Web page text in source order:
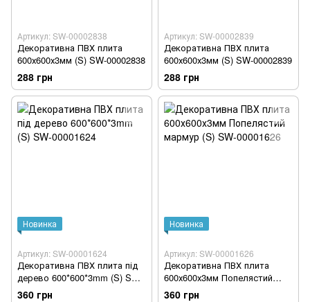
Артикул: SW-00002838
Декоративна ПВХ плита
600х600х3мм (S) SW-00002838
288 грн
Артикул: SW-00002839
Декоративна ПВХ плита
600х600х3мм (S) SW-00002839
288 грн
Новинка
Артикул: SW-00001624
Декоративна ПВХ плита під
дерево 600*600*3mm (S) SW-
00001624
360 грн
Новинка
Артикул: SW-00001626
Декоративна ПВХ плита
600х600х3мм Попелястий
мармур (S) SW-00001626
360 грн